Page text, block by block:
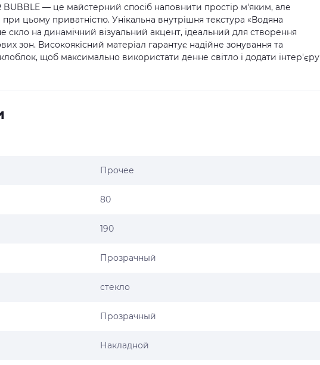
— це майстерний спосіб наповнити простір м'яким, але
цьому приватністю. Унікальна внутрішня текстура «Водяна
на динамічний візуальний акцент, ідеальний для створення
зон. Високоякісний матеріал гарантує надійне зонування та
щоб максимально використати денне світло і додати інтер'єру
Прочее
80
190
Прозрачный
стекло
Прозрачный
Накладной